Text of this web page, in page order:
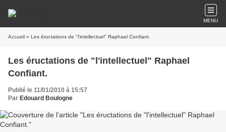
MENU
Accueil » Les éructations de "l'intellectuel" Raphael Confiant.
Les éructations de "l'intellectuel" Raphael
Confiant.
Publié le 11/01/2010 à 15:57
Par Edouard Boulogne